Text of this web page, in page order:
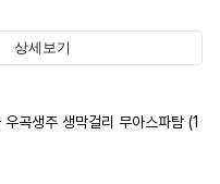
상세보기
곡생주 생막걸리 무아스파탐 (1